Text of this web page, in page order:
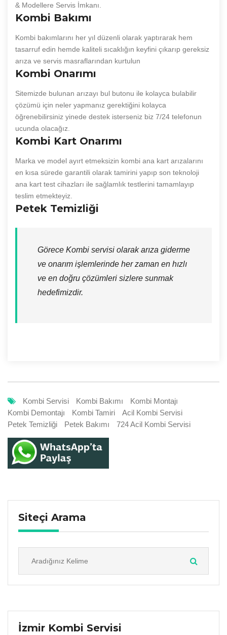
& Modellere Servis İmkanı.
Kombi Bakımı
Kombi bakımlarını her yıl düzenli olarak yaptırarak hem
tasarruf edin hemde kaliteli sıcaklığın keyfini çıkarıp gereksiz
arıza ve servis masraflarından kurtulun
Kombi Onarımı
Sitemizde bulunan arızayı bul butonu ile kolayca bulabilir
çözümü için neler yapmanız gerektiğini kolayca
öğrenebilirsiniz yinede destek isterseniz biz 7/24 telefonun
ucunda olacağız.
Kombi Kart Onarımı
Marka ve model ayırt etmeksizin kombi ana kart arızalarını
en kısa sürede garantili olarak tamirini yapıp son teknoloji
ana kart test cihazları ile sağlamlık testlerini tamamlayıp
teslim etmekteyiz.
Petek Temizliği
Görece Kombi servisi olarak arıza giderme
ve onarım işlemlerinde her zaman en hızlı
ve en doğru çözümleri sizlere sunmak
hedefimizdir.
Kombi Servisi Kombi Bakımı
Kombi Montajı
Kombi Demontajı
Kombi Tamiri
Acil Kombi Servisi
Petek Temizliği
Petek Bakımı 724 Acil Kombi Servisi
Siteçi Arama
İzmir Kombi Servisi